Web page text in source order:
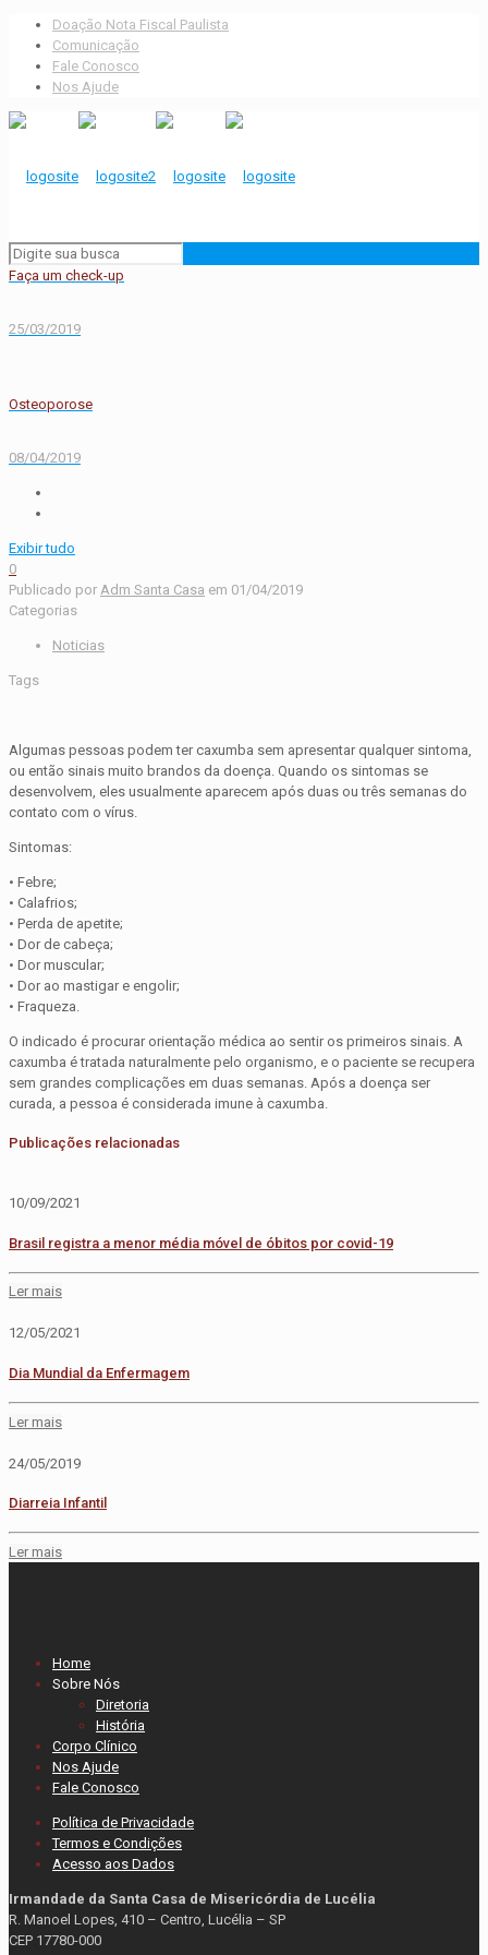
Doação Nota Fiscal Paulista
Comunicação
Fale Conosco
Nos Ajude
Faça um check-up
25/03/2019
Osteoporose
08/04/2019
Exibir tudo
0
Publicado por Adm Santa Casa em 01/04/2019
Categorias
Noticias
Tags
Algumas pessoas podem ter caxumba sem apresentar qualquer sintoma,
ou então sinais muito brandos da doença. Quando os sintomas se
desenvolvem, eles usualmente aparecem após duas ou três semanas do
contato com o vírus.
Sintomas:
• Febre;
• Calafrios;
• Perda de apetite;
• Dor de cabeça;
• Dor muscular;
• Dor ao mastigar e engolir;
• Fraqueza.
O indicado é procurar orientação médica ao sentir os primeiros sinais. A
caxumba é tratada naturalmente pelo organismo, e o paciente se recupera
sem grandes complicações em duas semanas. Após a doença ser
curada, a pessoa é considerada imune à caxumba.
Publicações relacionadas
10/09/2021
Brasil registra a menor média móvel de óbitos por covid-19
Ler mais
12/05/2021
Dia Mundial da Enfermagem
Ler mais
24/05/2019
Diarreia Infantil
Ler mais
Home
Sobre Nós
Diretoria
História
Corpo Clínico
Nos Ajude
Fale Conosco
Política de Privacidade
Termos e Condições
Acesso aos Dados
Irmandade da Santa Casa de Misericórdia de Lucélia
R. Manoel Lopes, 410 – Centro, Lucélia – SP
CEP 17780-000